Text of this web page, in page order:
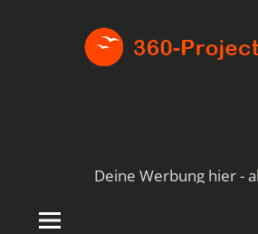
Deine Werbung hier -